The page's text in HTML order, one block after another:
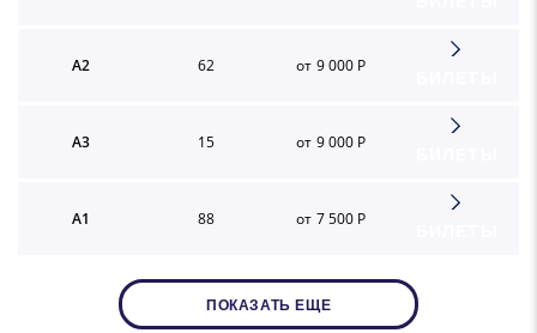
A2 62 от 9 000 Р
A3 15 от 9 000 Р
A1 88 от 7 500 Р
ПОКАЗАТЬ ЕЩЕ